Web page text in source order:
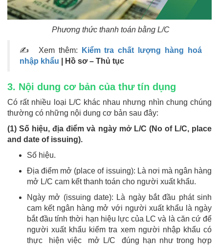
Phương thức thanh toán bằng L/C
✍ Xem thêm:
Kiểm tra chất lượng hàng hoá
nhập khẩu
| Hồ sơ – Thủ tục
3. Nội dung cơ bản của thư tín dụng
Có rất nhiều loại L/C khác nhau nhưng nhìn chung chúng
thường có những nội dung cơ bản sau đây:
(1) Số hiệu, địa điểm và ngày mở L/C (No of L/C, place
and date of issuing).
Số hiệu.
Địa điểm mở (place of issuing): Là nơi mà ngân hàng
mở L/C cam kết thanh toán cho người xuất khẩu.
Ngày mở (issuing date): Là ngày bắt đầu phát sinh
cam kết ngân hàng mở với người xuất khẩu là ngày
bắt đầu tính thời hạn hiệu lực của LC và là căn cứ để
người xuất khẩu kiểm tra xem người nhập khẩu có
thực hiện việc mở L/C đúng hạn như trong hợp